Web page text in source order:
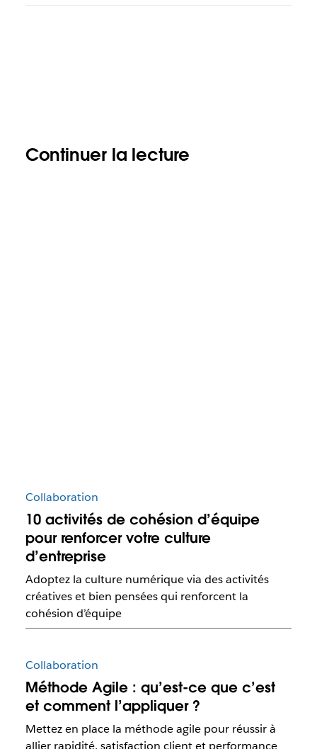
Continuer la lecture
Collaboration
10 activités de cohésion d’équipe
pour renforcer votre culture
d’entreprise
Adoptez la culture numérique via des activités
créatives et bien pensées qui renforcent la
cohésion d’équipe
Collaboration
Méthode Agile : qu’est-ce que c’est
et comment l’appliquer ?
Mettez en place la méthode agile pour réussir à
allier rapidité, satisfaction client et performance